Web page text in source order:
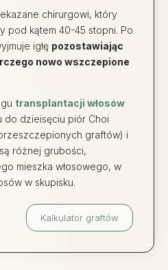
chirurgowi, który
pod kątem 40-45 stopni. Po
igłę pozostawiając
nowo wszczepione
transplantacji włosów
do dzieisęciu piór Choi
graftów) i
różnej grubości,
mieszka włosowego, w
w skupisku.
Kalkulator graftów